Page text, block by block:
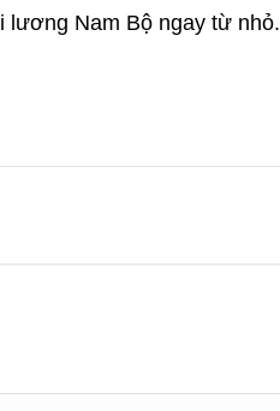
lương Nam Bộ ngay từ nhỏ.